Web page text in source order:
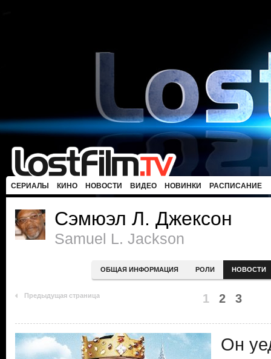
СЕРИАЛЫ КИНО НОВОСТИ ВИДЕО НОВИНКИ РАСПИСАНИЕ
Сэмюэл Л. Джексон
Samuel L. Jackson
ОБЩАЯ ИНФОРМАЦИЯ РОЛИ НОВОСТИ
Предыдущая страница 1 2 3
Он